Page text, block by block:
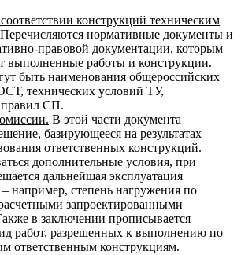
конструкций техническим
Перечисляются нормативные документы и
правовой документации, которым
выполненные работы и конструкции.
быть наименования общероссийских
технических условий ТУ,
СП.
В этой части документа
базирующееся на результатах
ответственных конструкций.
дополнительные условия, при
дальнейшая эксплуатация
например, степень нагружения по
запроектированными
в заключении прописывается
работ, разрешенных к выполнению по
ответственным конструкциям.